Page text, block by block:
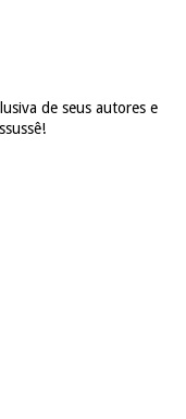
de seus autores e